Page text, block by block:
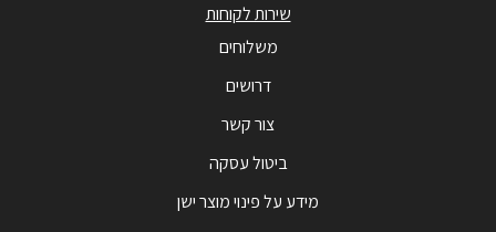
שירות לקוחות
משלוחים
דרושים
צור קשר
ביטול עסקה
מידע על פינוי מוצר ישן